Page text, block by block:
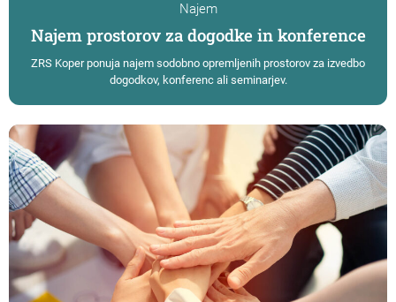
Najem
Najem prostorov za dogodke in konference
ZRS Koper ponuja najem sodobno opremljenih prostorov za izvedbo
dogodkov, konferenc ali seminarjev.